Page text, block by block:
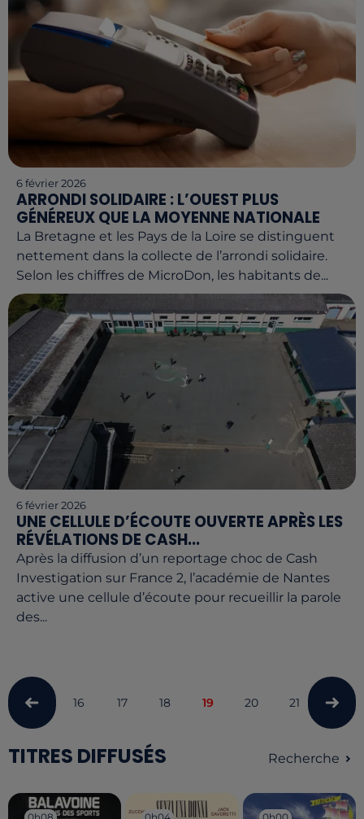
6 février 2026
ARRONDI SOLIDAIRE : L’OUEST PLUS
GÉNÉREUX QUE LA MOYENNE NATIONALE
La Bretagne et les Pays de la Loire se distinguent
nettement dans la collecte de l’arrondi solidaire.
Selon les chiffres de MicroDon, les habitants de...
6 février 2026
UNE CELLULE D’ÉCOUTE OUVERTE APRÈS LES
RÉVÉLATIONS DE CASH...
Après la diffusion d’un reportage choc de Cash
Investigation sur France 2, l’académie de Nantes
active une cellule d’écoute pour recueillir la parole
des...
16 17 18 19 20 21 22
TITRES DIFFUSÉS Recherche